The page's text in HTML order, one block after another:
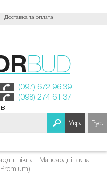
Доставка та оплата
(097) 672 96 39
(098) 274 61 37
Укр. Рус.
вікна - Мансардні вікна